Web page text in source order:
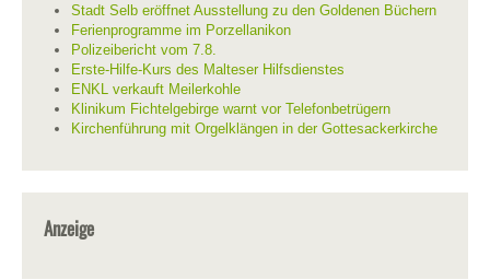
Stadt Selb eröffnet Ausstellung zu den Goldenen Büchern
Ferienprogramme im Porzellanikon
Polizeibericht vom 7.8.
Erste-Hilfe-Kurs des Malteser Hilfsdienstes
ENKL verkauft Meilerkohle
Klinikum Fichtelgebirge warnt vor Telefonbetrügern
Kirchenführung mit Orgelklängen in der Gottesackerkirche
Anzeige